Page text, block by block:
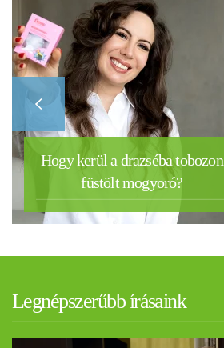
Hogy kerül a drazséba tobozon
füstölt mogyoró?
Legnépszerűbb írásaink